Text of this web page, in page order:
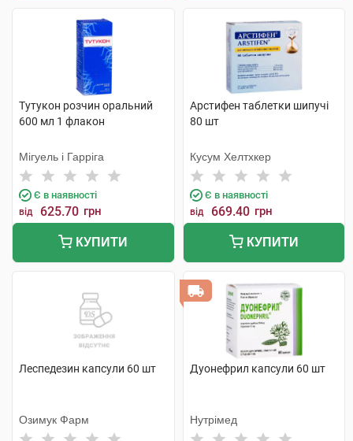
Тутукон розчин оральний
600 мл 1 флакон
Мігуель і Гарріга
Є в наявності
від 625.70 грн
КУПИТИ
Арстифен таблетки шипучі
80 шт
Кусум Хелтхкер
Є в наявності
від 669.40 грн
КУПИТИ
Леспедезин капсули 60 шт
Озимук Фарм
Дуонефрил капсули 60 шт
Нутрімед